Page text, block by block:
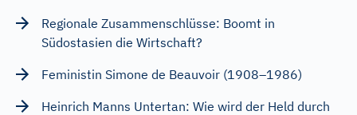
Regionale Zusammenschlüsse: Boomt in
Südostasien die Wirtschaft?
Feministin Simone de Beauvoir (1908–1986)
Heinrich Manns Untertan: Wie wird der Held durch